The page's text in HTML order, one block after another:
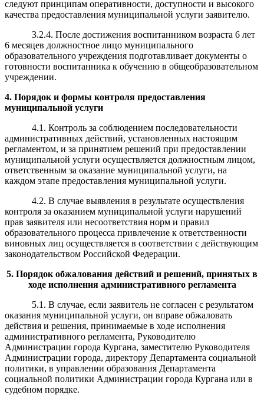
следуют принципам оперативности, доступности и высокого
качества предоставления муниципальной услуги заявителю.
3.2.4. После достижения воспитанником возраста 6 лет
6 месяцев должностное лицо муниципального
образовательного учреждения подготавливает документы о
готовности воспитанника к обучению в общеобразовательном
учреждении.
4. Порядок и формы контроля предоставления
муниципальной услуги
4.1. Контроль за соблюдением последовательности
административных действий, установленных настоящим
регламентом, и за принятием решений при предоставлении
муниципальной услуги осуществляется должностным лицом,
ответственным за оказание муниципальной услуги, на
каждом этапе предоставления муниципальной услуги.
4.2. В случае выявления в результате осуществления
контроля за оказанием муниципальной услуги нарушений
прав заявителя или несоответствия норм и правил
образовательного процесса привлечение к ответственности
виновных лиц осуществляется в соответствии с действующим
законодательством Российской Федерации.
5. Порядок обжалования действий и решений, принятых в
ходе исполнения административного регламента
5.1. В случае, если заявитель не согласен с результатом
оказания муниципальной услуги, он вправе обжаловать
действия и решения, принимаемые в ходе исполнения
административного регламента, Руководителю
Администрации города Кургана, заместителю Руководителя
Администрации города, директору Департамента социальной
политики, в управлении образования Департамента
социальной политики Администрации города Кургана или в
судебном порядке.